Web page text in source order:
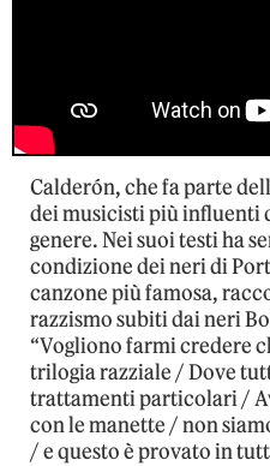
Calderón, che fa parte
dei musicisti più influenti
genere. Nei suoi testi ha
condizione dei neri di
canzone più famosa,
razzismo subiti dai neri
“Vogliono farmi credere
trilogia razziale / Dove
trattamenti particolari /
con le manette / non
/ e questo è provato in